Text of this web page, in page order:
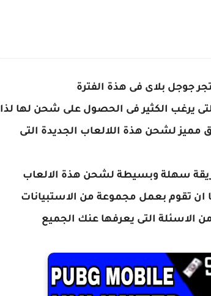
جوجل بلاى فى هذة الفترة
يرغب الكثير فى الحصول على شحن لها لذا
مميز لشحن هذة اللالعاب الجديدة التى
طريقة سهلة وبسيطة لشحن هذة الالعاب
ان تقوم بعمل مجموعة من الاستبيانات
الاسئلة التى يعرفها عنك الجميع